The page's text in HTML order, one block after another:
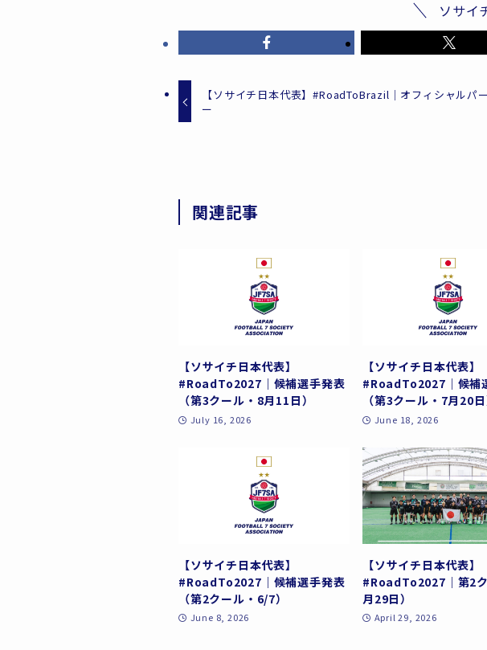
ソサイ
【ソサイチ日本代表】#RoadToBrazil｜オフィシャルパ
ー
関連記事
【ソサイチ日本代表】
#RoadTo2027｜候補選手発表
（第3クール・8月11日）
July 16, 2026
【ソサイチ日本代表】
#RoadTo2027｜候補
（第3クール・7月20日
June 18, 2026
【ソサイチ日本代表】
#RoadTo2027｜候補選手発表
（第2クール・6/7）
June 8, 2026
【ソサイチ日本代表】
#RoadTo2027｜第2
月29日）
April 29, 2026